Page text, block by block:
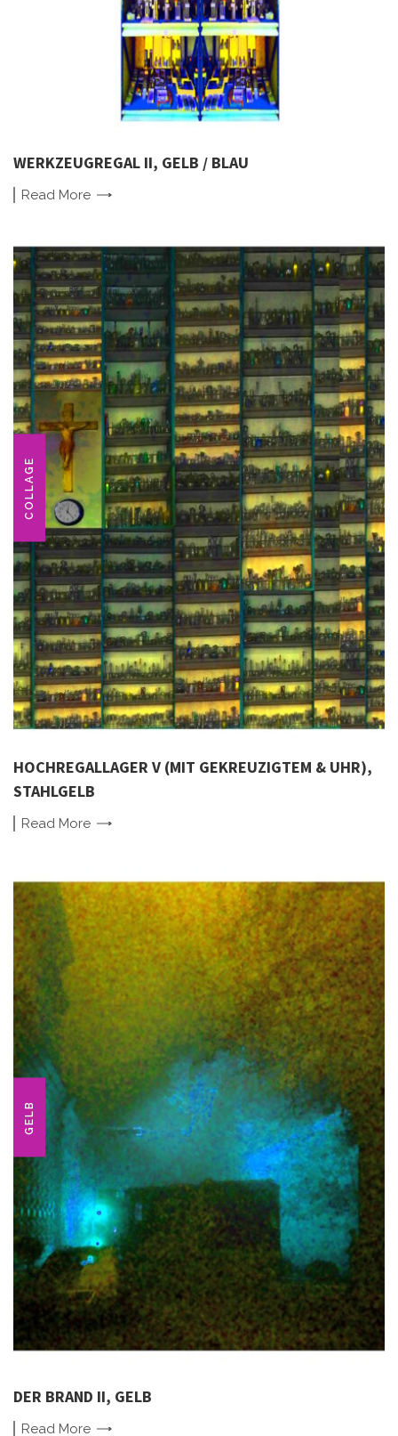
WERKZEUGREGAL II, GELB / BLAU
Read More
COLLAGE
HOCHREGALLAGER V (MIT GEKREUZIGTEM & UHR),
STAHLGELB
Read More
GELB
DER BRAND II, GELB
Read More